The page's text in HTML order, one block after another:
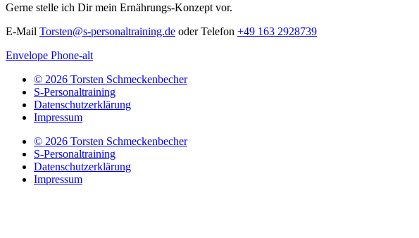
Gerne stelle ich Dir mein Ernährungs-Konzept vor.
E-Mail Torsten@s-personaltraining.de oder Telefon +49 163 2928739
Envelope Phone-alt
© 2026 Torsten Schmeckenbecher
S-Personaltraining
Datenschutzerklärung
Impressum
© 2026 Torsten Schmeckenbecher
S-Personaltraining
Datenschutzerklärung
Impressum